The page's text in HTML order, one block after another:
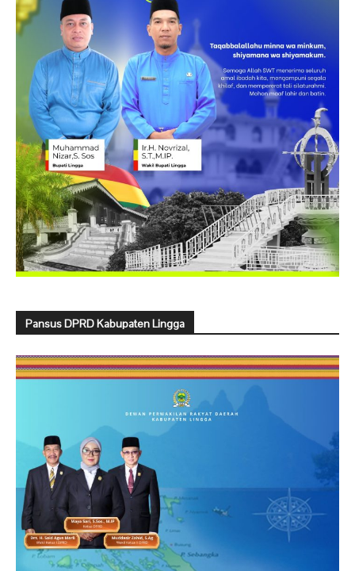
Pansus DPRD Kabupaten Lingga